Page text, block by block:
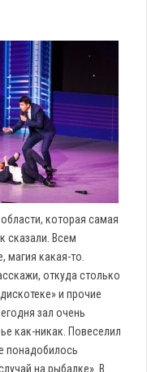
которая самая
сказали. Всем
магия какая-то.
откуда столько
и прочие
зал очень
как-никак. Повеселил
понадобилось
на рыбалке». В